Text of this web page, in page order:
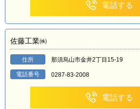
電話する
佐藤工業㈱
住所 那須烏山市金井2丁目15-19
電話番号 0287-83-2008
電話する